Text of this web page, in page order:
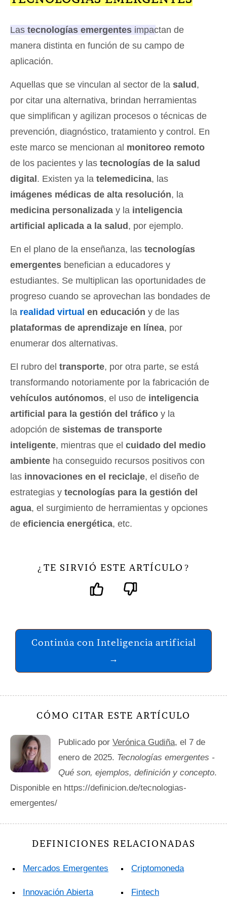
Las tecnologías emergentes impactan de
manera distinta en función de su campo de
aplicación.
Aquellas que se vinculan al sector de la salud,
por citar una alternativa, brindan herramientas
que simplifican y agilizan procesos o técnicas de
prevención, diagnóstico, tratamiento y control. En
este marco se mencionan al monitoreo remoto
de los pacientes y las tecnologías de la salud
digital. Existen ya la telemedicina, las
imágenes médicas de alta resolución, la
medicina personalizada y la inteligencia
artificial aplicada a la salud, por ejemplo.
En el plano de la enseñanza, las tecnologías
emergentes benefician a educadores y
estudiantes. Se multiplican las oportunidades de
progreso cuando se aprovechan las bondades de
la realidad virtual en educación y de las
plataformas de aprendizaje en línea, por
enumerar dos alternativas.
El rubro del transporte, por otra parte, se está
transformando notoriamente por la fabricación de
vehículos autónomos, el uso de inteligencia
artificial para la gestión del tráfico y la
adopción de sistemas de transporte
inteligente, mientras que el cuidado del medio
ambiente ha conseguido recursos positivos con
las innovaciones en el reciclaje, el diseño de
estrategias y tecnologías para la gestión del
agua, el surgimiento de herramientas y opciones
de eficiencia energética, etc.
¿ TE SIRVIÓ ESTE ARTÍCULO ?
Continúa con Inteligencia artificial
→
CÓMO CITAR ESTE ARTÍCULO
Publicado por Verónica Gudiña, el 7 de
enero de 2025. Tecnologías emergentes -
Qué son, ejemplos, definición y concepto.
Disponible en https://definicion.de/tecnologias-
emergentes/
DEFINICIONES RELACIONADAS
Mercados Emergentes
Innovación Abierta
Criptomoneda
Fintech